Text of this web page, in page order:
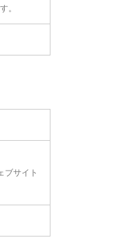
。
ブサイト